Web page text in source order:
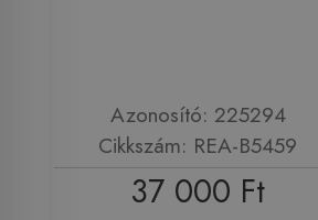
Azonosító: 225294
Cikkszám: REA-B5459
37 000 Ft